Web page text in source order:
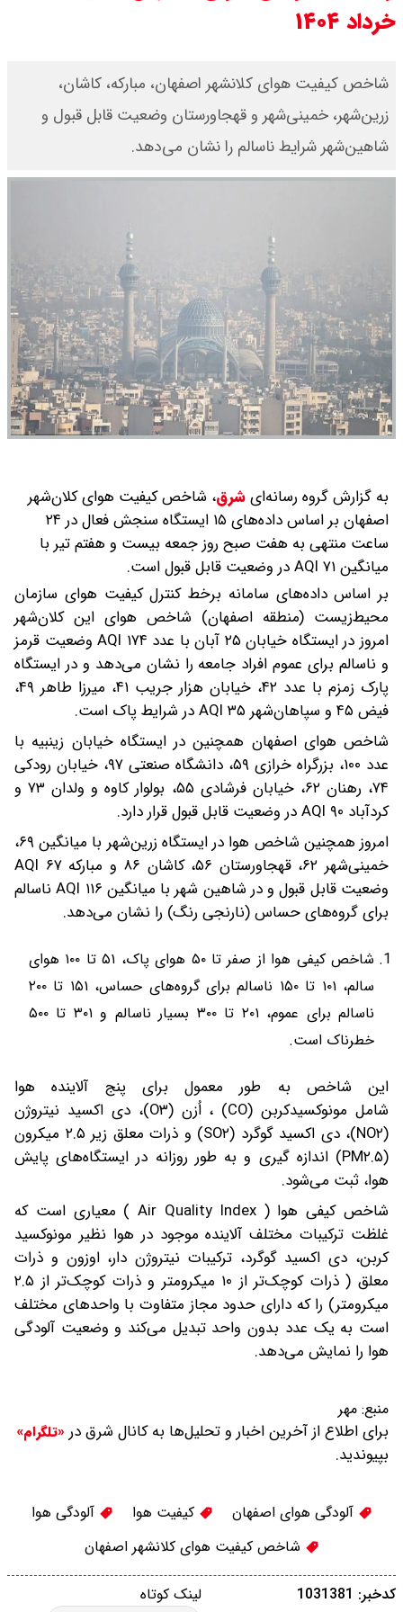
اقتصادی با طرفهای خارجی گفتگو شد
امیر جهانشاهی: پای نظامی آمریکایی
به ایران باز شود آن را قطع می‌کنیم +
ونس در بن‌بست سیاسی قرار دارد
خرداد ۱۴۰۴
شاخص کیفیت هوای کلانشهر اصفهان، مبارکه، کاشان،
زرین‌شهر، خمینی‌شهر و قهجاورستان وضعیت قابل قبول و
شاهین‌شهر شرایط ناسالم را نشان می‌دهد.
به گزارش گروه رسانه‌ایشرق، شاخص کیفیت هوای کلان‌شهر
اصفهان بر اساس داده‌های ۱۵ ایستگاه سنجش فعال در ۲۴
ساعت منتهی به هفت صبح روز جمعه بیست و هفتم تیر با
میانگین ۷۱ AQI در وضعیت قابل قبول است.
بر اساس داده‌های سامانه برخط کنترل کیفیت هوای سازمان
محیط‌زیست (منطقه اصفهان) شاخص هوای این کلان‌شهر
امروز در ایستگاه خیابان ۲۵ آبان با عدد ۱۷۴ AQI وضعیت قرمز
و ناسالم برای عموم افراد جامعه را نشان می‌دهد و در ایستگاه
پارک زمزم با عدد ۴۲، خیابان هزار جریب ۴۱، میرزا طاهر ۴۹،
فیض ۴۵ و سپاهان‌شهر ۳۵ AQI در شرایط پاک است.
شاخص هوای اصفهان همچنین در ایستگاه خیابان زینبیه با
عدد ۱۰۰، بزرگراه خرازی ۵۹، دانشگاه صنعتی ۹۷، خیابان رودکی
۷۴، رهنان ۶۲، خیابان فرشادی ۵۵، بولوار کاوه و ولدان ۷۳ و
کردآباد ۹۰ AQI در وضعیت قابل قبول قرار دارد.
امروز همچنین شاخص هوا در ایستگاه زرین‌شهر با میانگین ۶۹،
خمینی‌شهر ۶۲، قهجاورستان ۵۶، کاشان ۸۶ و مبارکه ۶۷ AQI
وضعیت قابل قبول و در شاهین شهر با میانگین ۱۱۶ AQI ناسالم
برای گروه‌های حساس (نارنجی رنگ) را نشان می‌دهد.
شاخص کیفی هوا از صفر تا ۵۰ هوای پاک، ۵۱ تا ۱۰۰ هوای
سالم، ۱۰۱ تا ۱۵۰ ناسالم برای گروه‌های حساس، ۱۵۱ تا ۲۰۰
ناسالم برای عموم، ۲۰۱ تا ۳۰۰ بسیار ناسالم و ۳۰۱ تا ۵۰۰
خطرناک است.
این شاخص به طور معمول برای پنج آلاینده هوا
شامل مونوکسیدکربن (CO) ، اُزن (O۳)، دی اکسید نیتروژن
(NO۲)، دی اکسید گوگرد (SO۲) و ذرات معلق زیر ۲.۵ میکرون
(PM۲.۵) اندازه گیری و به طور روزانه در ایستگاه‌های پایش
هوا، ثبت می‌شود.
شاخص کیفی هوا ( Air Quality Index ) معیاری است که
غلظت ترکیبات مختلف آلاینده موجود در هوا نظیر مونوکسید
کربن، دی اکسید گوگرد، ترکیبات نیتروژن دار، اوزون و ذرات
معلق ( ذرات کوچک‌تر از ۱۰ میکرومتر و ذرات کوچک‌تر از ۲.۵
میکرومتر) را که دارای حدود مجاز متفاوت با واحدهای مختلف
است به یک عدد بدون واحد تبدیل می‌کند و وضعیت آلودگی
هوا را نمایش می‌دهد.
منبع: مهر
برای اطلاع از آخرین اخبار و تحلیل‌ها به کانال شرق در «تلگرام»
بپیوندید.
آلودگی هوای اصفهان کیفیت هوا
آلودگی هوا
شاخص کیفیت هوای کلانشهر اصفهان
لینک کوتاه کدخبر: 1031381